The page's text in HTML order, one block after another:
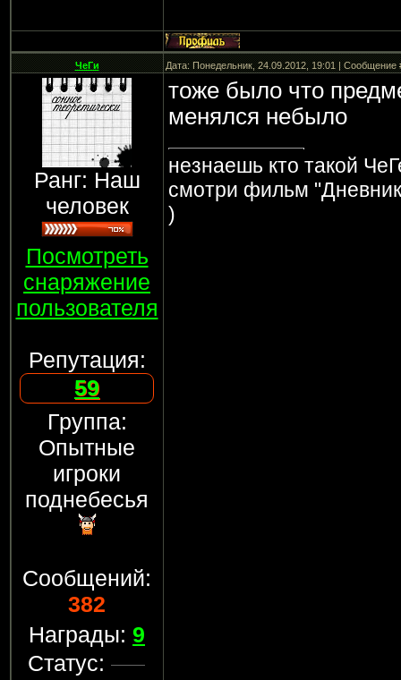
ЧеГи Дата: Понедельник, 24.09.2012, 19:01 | Сообщение
Ранг: Наш
человек
Посмотреть
снаряжение
пользователя
Репутация:
59
Группа:
Опытные
игроки
поднебесья
Сообщений:
382
Награды: 9
Статус:
тоже было что
менялся небыло
незнаешь кто такой
смотри фильм
)